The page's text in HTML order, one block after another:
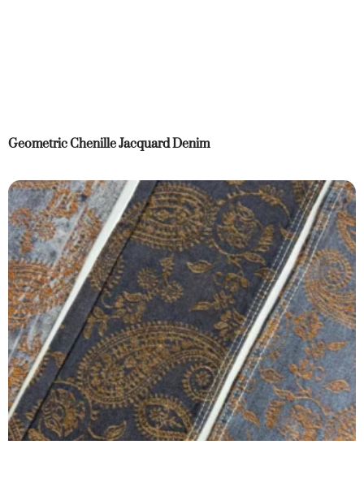
Geometric Chenille Jacquard Denim